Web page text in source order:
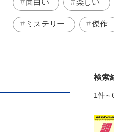
面白い 楽しい
ミステリー 傑作
検索
1件～